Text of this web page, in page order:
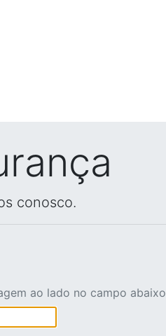
conosco.
ao lado no campo abaixo